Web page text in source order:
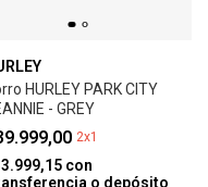
HURLEY PARK CITY
- GREY
2x1
con
o depósito